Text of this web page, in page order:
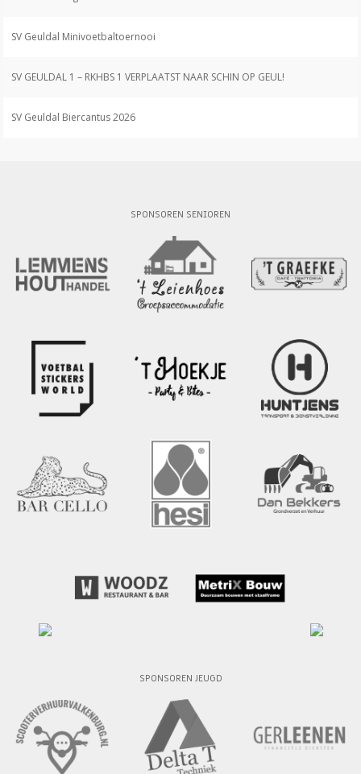
SV Geuldal Minivoetbaltoernooi
SV GEULDAL 1 – RKHBS 1 VERPLAATST NAAR SCHIN OP GEUL!
SV Geuldal Biercantus 2026
SPONSOREN SENIOREN
SPONSOREN JEUGD